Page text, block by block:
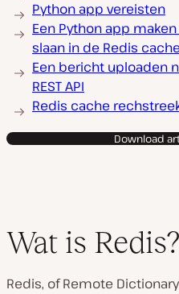
Python app vereisten
Een Python app
slaan in de Redis cache
Een bericht uploaden
REST API
Redis cache
Download
Wat is Redis?
Redis, of Remote